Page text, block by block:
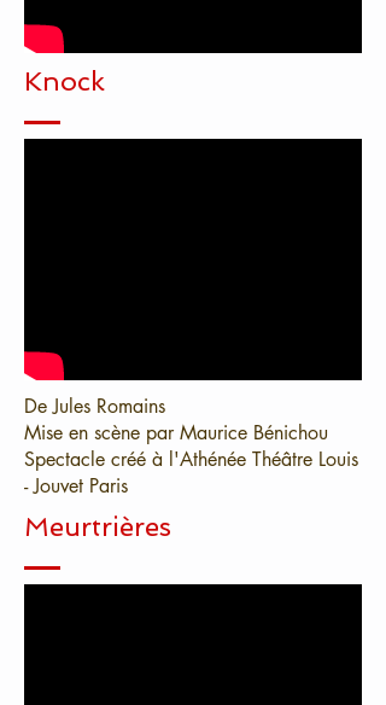
Knock
De Jules Romains
Mise en scène par Maurice Bénichou
Spectacle créé à l'Athénée Théâtre Louis
- Jouvet Paris
Meurtrières